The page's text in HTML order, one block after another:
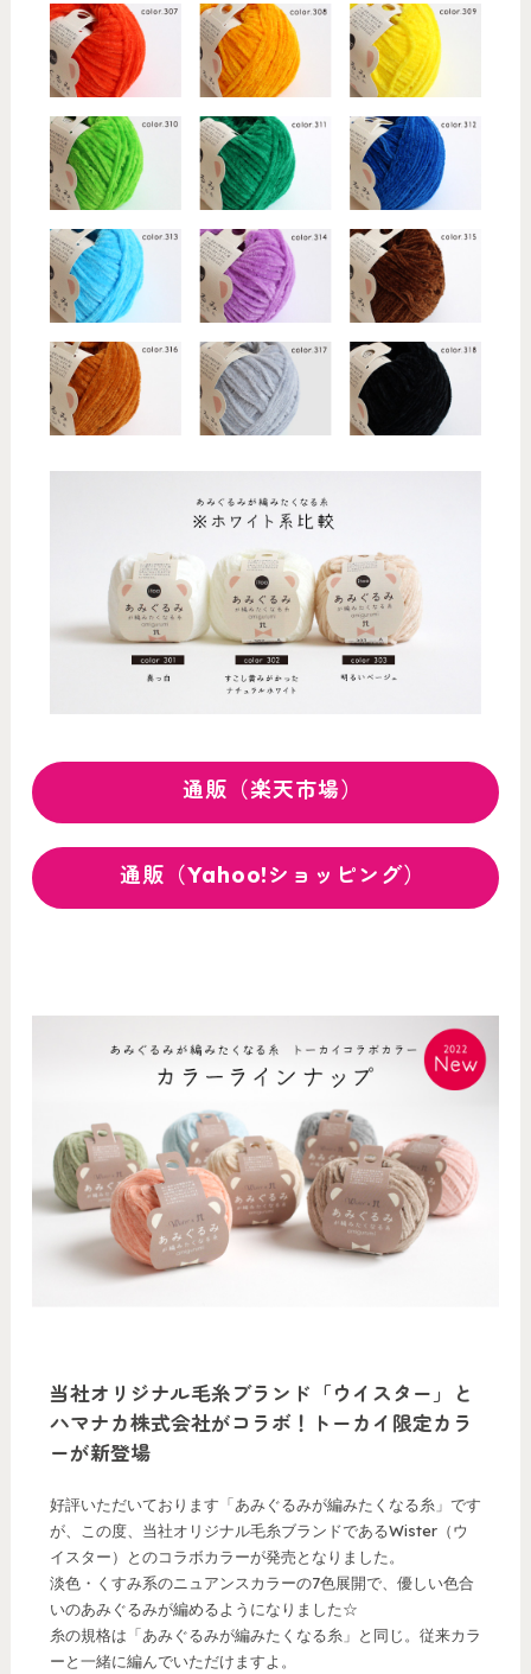
通販（楽天市場）
通販（Yahoo!ショッピング）
当社オリジナル毛糸ブランド「ウイスター」と
ハマナカ株式会社がコラボ！トーカイ限定カラ
ーが新登場
好評いただいております「あみぐるみが編みたくなる糸」です
が、この度、当社オリジナル毛糸ブランドであるWister（ウ
イスター）とのコラボカラーが発売となりました。
淡色・くすみ系のニュアンスカラーの7色展開で、優しい色合
いのあみぐるみが編めるようになりました☆
糸の規格は「あみぐるみが編みたくなる糸」と同じ。従来カラ
ーと一緒に編んでいただけますよ。